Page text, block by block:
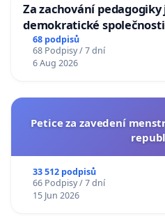
Za zachování
demokratické společnosti
68 podpisů
68 Podpisy / 7 dní
6 Aug 2026
Petice za zavedení
33 512 podpisů
66 Podpisy / 7 dní
15 Jun 2026